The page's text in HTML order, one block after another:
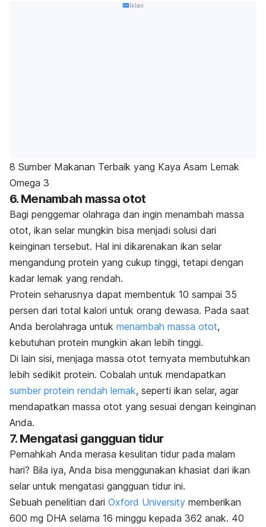
Iklan
8 Sumber Makanan Terbaik yang Kaya Asam Lemak
Omega 3
6. Menambah massa otot
Bagi penggemar olahraga dan ingin menambah massa
otot, ikan selar mungkin bisa menjadi solusi dari
keinginan tersebut. Hal ini dikarenakan ikan selar
mengandung protein yang cukup tinggi, tetapi dengan
kadar lemak yang rendah.
Protein seharusnya dapat membentuk 10 sampai 35
persen dari total kalori untuk orang dewasa. Pada saat
Anda berolahraga untuk menambah massa otot,
kebutuhan protein mungkin akan lebih tinggi.
Di lain sisi, menjaga massa otot ternyata membutuhkan
lebih sedikit protein. Cobalah untuk mendapatkan
sumber protein rendah lemak, seperti ikan selar, agar
mendapatkan massa otot yang sesuai dengan keinginan
Anda.
7. Mengatasi gangguan tidur
Pernahkah Anda merasa kesulitan tidur pada malam
hari? Bila iya, Anda bisa menggunakan khasiat dari ikan
selar untuk mengatasi gangguan tidur ini.
Sebuah penelitian dari Oxford University memberikan
600 mg DHA selama 16 minggu kepada 362 anak. 40